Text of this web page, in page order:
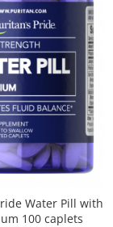
Water Pill with
100 caplets